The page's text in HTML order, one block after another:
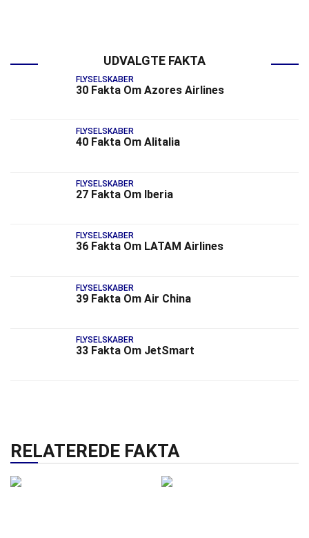
UDVALGTE FAKTA
FLYSELSKABER
30 Fakta Om Azores Airlines
FLYSELSKABER
40 Fakta Om Alitalia
FLYSELSKABER
27 Fakta Om Iberia
FLYSELSKABER
36 Fakta Om LATAM Airlines
FLYSELSKABER
39 Fakta Om Air China
FLYSELSKABER
33 Fakta Om JetSmart
RELATEREDE FAKTA